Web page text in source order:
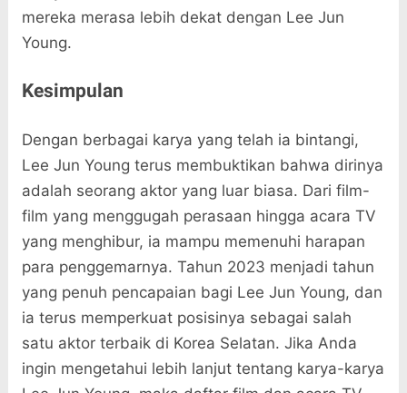
mereka merasa lebih dekat dengan Lee Jun
Young.
Kesimpulan
Dengan berbagai karya yang telah ia bintangi,
Lee Jun Young terus membuktikan bahwa dirinya
adalah seorang aktor yang luar biasa. Dari film-
film yang menggugah perasaan hingga acara TV
yang menghibur, ia mampu memenuhi harapan
para penggemarnya. Tahun 2023 menjadi tahun
yang penuh pencapaian bagi Lee Jun Young, dan
ia terus memperkuat posisinya sebagai salah
satu aktor terbaik di Korea Selatan. Jika Anda
ingin mengetahui lebih lanjut tentang karya-karya